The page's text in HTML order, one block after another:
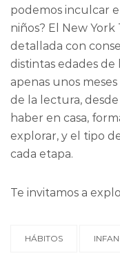
podemos inculcar
niños? El New
detallada con
distintas edades de
apenas unos
de la lectura,
haber en casa,
explorar, y el tipo
cada etapa.
Te invitamos a
HÁBITOS